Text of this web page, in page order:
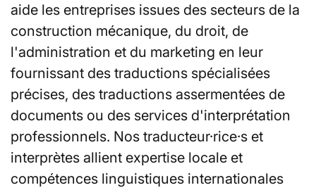
aide les entreprises issues des secteurs de la
construction mécanique, du droit, de
l'administration et du marketing en leur
fournissant des traductions spécialisées
précises, des traductions assermentées de
documents ou des services d'interprétation
professionnels. Nos traducteur·rice·s et
interprètes allient expertise locale et
compétences linguistiques internationales